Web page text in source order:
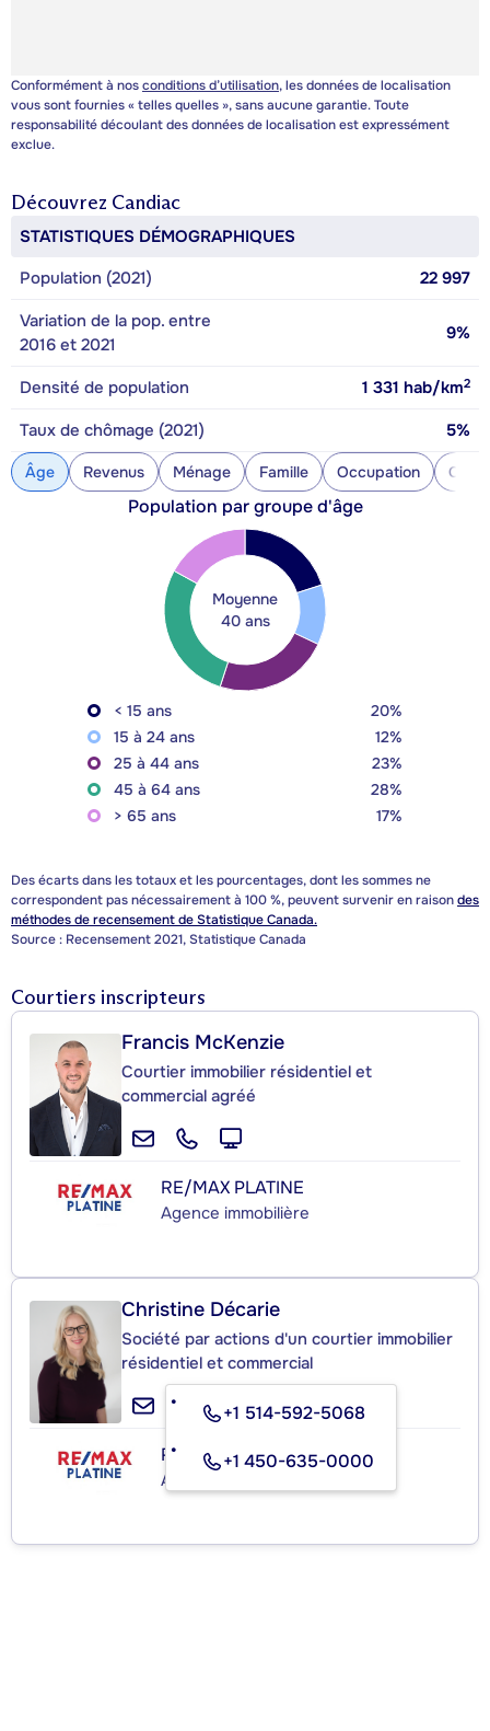
Conformément à nosconditions d’utilisation, les données de localisation
vous sont fournies « telles quelles », sans aucune garantie. Toute
responsabilité découlant des données de localisation est expressément
exclue.
Découvrez Candiac
STATISTIQUES DÉMOGRAPHIQUES
Population (2021)
22 997
Variation de la pop. entre
2016 et 2021
9%
Densité de population 1 331 hab/km2
Taux de chômage (2021) 5%
Âge Revenus Ménage Famille Occupation
Population par groupe d'âge
Moyenne
40 ans
< 15 ans
20%
15 à 24 ans
12%
25 à 44 ans
23%
45 à 64 ans
28%
> 65 ans
17%
Des écarts dans les totaux et les pourcentages, dont les sommes ne
correspondent pas nécessairement à 100 %, peuvent survenir en raisondes
méthodes de recensement de Statistique Canada.
Source : Recensement 2021, Statistique Canada
Courtiers inscripteurs
Francis McKenzie
Courtier immobilier résidentiel et
commercial agréé
RE/MAX PLATINE
Agence immobilière
Christine Décarie
Société par actions d'un courtier immobilier
résidentiel et commercial
+1 514-592-5068
+1 450-635-0000
RE/MAX PLATINE
Agence immobilière